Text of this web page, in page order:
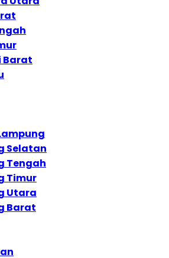
Barat
Selatan
Tengah
Timur
Utara
Barat